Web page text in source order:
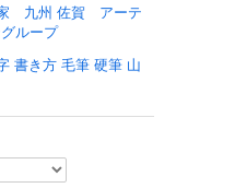
家 九州 佐賀 アーテ
ループ
書き方 毛筆 硬筆 山